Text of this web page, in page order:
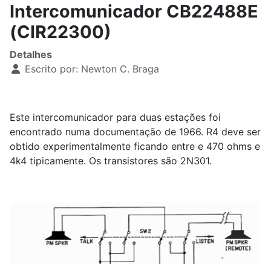
Intercomunicador CB22488E
(CIR22300)
Detalhes
Escrito por: Newton C. Braga
Este intercomunicador para duas estações foi
encontrado numa documentação de 1966. R4 deve ser
obtido experimentalmente ficando entre e 470 ohms e
4k4 tipicamente. Os transistores são 2N301.